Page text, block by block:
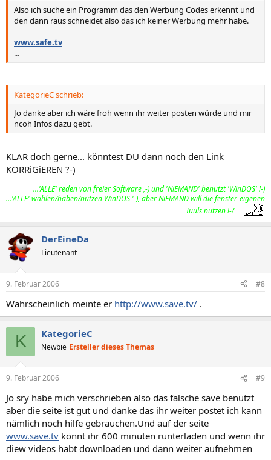
Also ich suche ein Programm das den Werbung Codes erkennt und
den dann raus schneidet also das ich keiner Werbung mehr habe.
www.safe.tv
...
KategorieC schrieb:
Jo danke aber ich wäre froh wenn ihr weiter posten würde und mir
ncoh Infos dazu gebt.
KLAR doch gerne... könntest DU dann noch den Link
KORRiGiEREN ?-)
...'ALLE' reden von freier Software ,-) und 'NiEMAND' benutzt 'WinDOS' !-)
...'ALLE' wählen/haben/nutzen WinDOS '-), aber NiEMAND will die fenster-eigenen
Tuuls nutzen !-/
DerEineDa
Lieutenant
9. Februar 2006 #8
Wahrscheinlich meinte er http://www.save.tv/ .
K KategorieC
Newbie Ersteller dieses Themas
9. Februar 2006 #9
Jo sry habe mich verschrieben also das falsche save benutzt
aber die seite ist gut und danke das ihr weiter postet ich kann
nämlich noch hilfe gebrauchen.Und auf der seite
www.save.tv könnt ihr 600 minuten runterladen und wenn ihr
diew videos habt downloaden und dann weiter aufnehmen